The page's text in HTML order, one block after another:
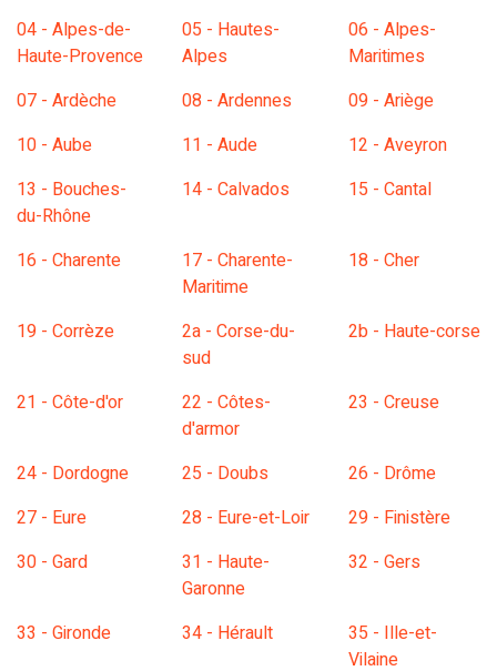
04 - Alpes-de-
Haute-Provence
05 - Hautes-
Alpes
06 - Alpes-
Maritimes
07 - Ardèche
08 - Ardennes
09 - Ariège
10 - Aube
11 - Aude
12 - Aveyron
13 - Bouches-
du-Rhône
14 - Calvados 15 - Cantal
16 - Charente
17 - Charente-
Maritime
18 - Cher
19 - Corrèze
2a - Corse-du-
sud
2b - Haute-corse
21 - Côte-d'or
22 - Côtes-
d'armor
23 - Creuse
24 - Dordogne 25 - Doubs
26 - Drôme
27 - Eure
28 - Eure-et-Loir
29 - Finistère
30 - Gard
31 - Haute-
Garonne
32 - Gers
33 - Gironde 34 - Hérault
35 - Ille-et-
Vilaine